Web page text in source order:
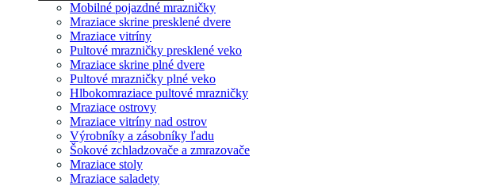
Mobilné pojazdné mrazničky
Mraziace skrine presklené dvere
Mraziace vitríny
Pultové mrazničky presklené veko
Mraziace skrine plné dvere
Pultové mrazničky plné veko
Hlbokomraziace pultové mrazničky
Mraziace ostrovy
Mraziace vitríny nad ostrov
Výrobníky a zásobníky ľadu
Šokové zchladzovače a zmrazovače
Mraziace stoly
Mraziace saladety